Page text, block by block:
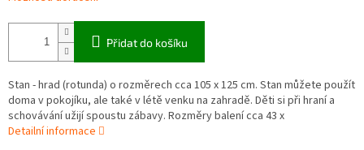
Přidat do košíku
Stan - hrad (rotunda) o rozměrech cca 105 x 125 cm. Stan můžete použít
doma v pokojíku, ale také v létě venku na zahradě. Děti si při hraní a
schovávání užijí spoustu zábavy. Rozměry balení cca 43 x
Detailní informace